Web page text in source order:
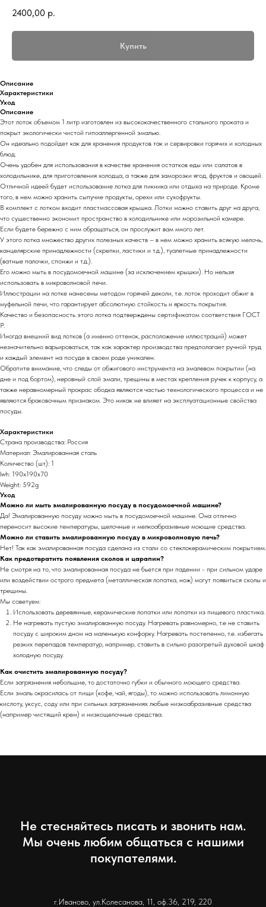
2400,00 р.
Купить
Описание
Характеристики
Уход
Описание
Этот лоток объемом 1 литр изготовлен из высококачественного стального проката и
покрыт экологически чистой гипоаллергенной эмалью.
Он идеально подойдет как для хранения продуктов так и сервировки горячих и холодных
блюд.
Очень удобен для использования в качестве хранения остатков еды или салатов в
холодильнике, для приготовления холодца, а также для заморозки ягод, фруктов и овощей.
Отличной идеей будет использование лотка для пикника или отдыха на природе. Кроме
того, в нем можно хранить сыпучие продукты, орехи или сухофрукты.
В комплект с лотком входит пластмассовая крышка. Лотки можно ставить друг на друга,
что существенно экономит пространство в холодильнике или морозильной камере.
Если будете бережно с ним обращаться, он прослужит вам много лет.
У этого лотка множество других полезных качеств – в нем можно хранить всякую мелочь,
канцелярские принадлежности (скрепки, ластики и т.д.), туалетные принадлежности
(ватные палочки, спонжи и т.д.).
Его можно мыть в посудомоечной машине (за исключением крышки). Но нельзя
использовать в микроволновой печи.
Иллюстрации на лотке нанесены методом горячей деколи, т.е. лоток проходит обжиг в
муфельной печи, что гарантирует абсолютную стойкость и яркость покрытия.
Качество и безопасность этого лотка подтверждены сертификатом соответствия ГОСТ
Р.
Иногда внешний вид лотков (а именно оттенок, расположение иллюстраций) может
незначительно варьироваться, так как характер производства предполагает ручной труд
и каждый элемент на посуде в своем роде уникален.
Обратите внимание, что следы от обжигового инструмента на эмалевом покрытии (на
дне и под бортом), неровный слой эмали, трещины в местах крепления ручек к корпусу, а
также неравномерный прокрас ободка являются частью технологического процесса и не
являются браковочным признаком. Это никак не влияет на эксплуатационные свойства
посуды.
Характеристики
Страна производства: Россия
Материал: Эмалированная сталь
Количество (шт): 1
lwh: 190x190x70
Weight: 592g
Уход
Можно ли мыть эмалированную посуду в посудомоечной машине?
Да! Эмалированную посуду можно мыть в посудомоечной машине. Она отлично
переносит высокие температуры, щелочные и мелкоабразивные моющие средства.
Можно ли ставить эмалированную посуду в микроволновую печь?
Нет! Так как эмалированная посуда сделана из стали со стеклокерамическим покрытием.
Как предотвратить появления сколов и царапин?
Не смотря на то, что эмалированная посуда не бьется при падении - при сильном ударе
или воздействии острого предмета (металлическая лопатка, нож) могут появиться сколы и
трещины.
Мы советуем:
Использовать деревянные, керамические лопатки или лопатки из пищевого пластика.
Не нагревать пустую эмалированную посуду. Нагревать равномерно, т.е не ставить
посуду с широким дном на маленькую конфорку. Нагревать постепенно, т.е. избегать
резких перепадов температур, например, ставить в сильно разогретый духовой шкаф
холодную посуду.
Как очистить эмалированную посуду?
Если загрязнения небольшие, то достаточно губки и обычного моющего средства.
Если эмаль окрасилась от пищи (кофе, чай, ягоды), то можно использовать лимонную
кислоту, уксус, соду или при сильных загрязнениях любые низкоабразивные средства
(например чистящий крем) и низкощелочные средства.
Не стесняйтесь писать и звонить нам.
Мы очень любим общаться с нашими
покупателями.
г.Иваново, ул.Колесанова, 11, оф.36, 219, 220